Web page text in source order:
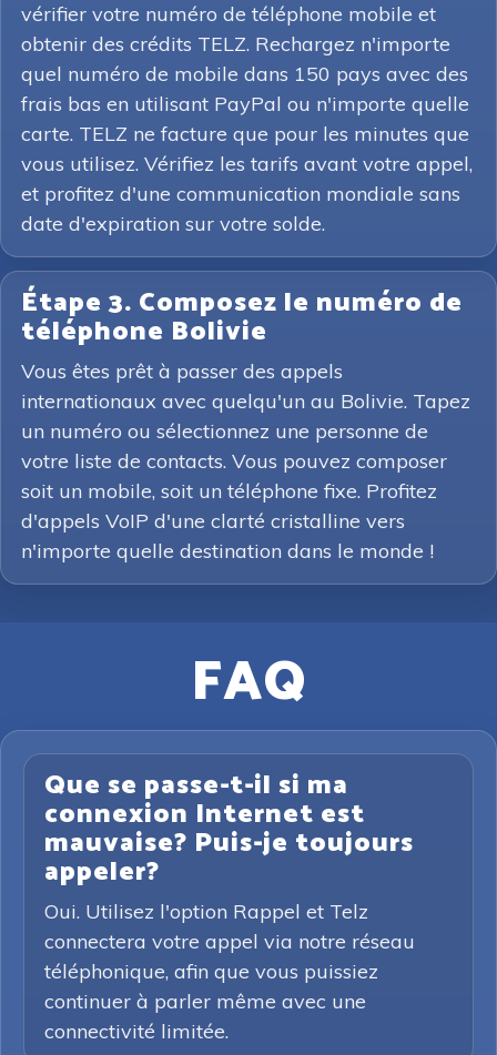
vérifier votre numéro de téléphone mobile et
obtenir des crédits TELZ. Rechargez n'importe
quel numéro de mobile dans 150 pays avec des
frais bas en utilisant PayPal ou n'importe quelle
carte. TELZ ne facture que pour les minutes que
vous utilisez. Vérifiez les tarifs avant votre appel,
et profitez d'une communication mondiale sans
date d'expiration sur votre solde.
Étape 3. Composez le numéro de
téléphone Bolivie
Vous êtes prêt à passer des appels
internationaux avec quelqu'un au Bolivie. Tapez
un numéro ou sélectionnez une personne de
votre liste de contacts. Vous pouvez composer
soit un mobile, soit un téléphone fixe. Profitez
d'appels VoIP d'une clarté cristalline vers
n'importe quelle destination dans le monde !
FAQ
Que se passe-t-il si ma
connexion Internet est
mauvaise? Puis-je toujours
appeler?
Oui. Utilisez l'option Rappel et Telz
connectera votre appel via notre réseau
téléphonique, afin que vous puissiez
continuer à parler même avec une
connectivité limitée.